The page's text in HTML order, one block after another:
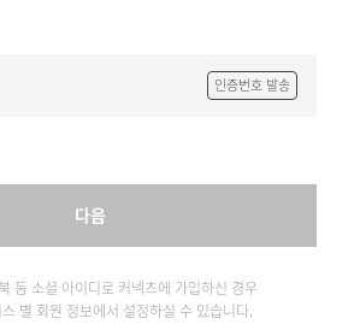
인증번호 발송
다음
등 소셜 아이디로 커넥츠에 가입하신 경우
별 회원 정보에서 설정하실 수 있습니다.